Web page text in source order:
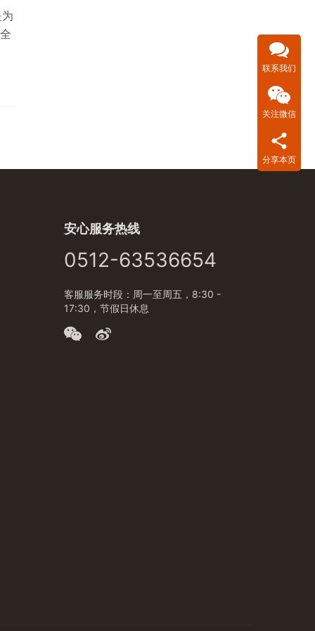
安心服务热线
0512-63536654
客服服务时段：周一至周五，8:30 -
17:30，节假日休息
联系我们
关注微信
分享本页